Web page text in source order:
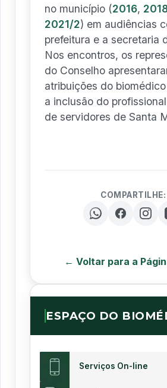
no município (2016,
2021/2) em audiências
prefeitura e a secretaria
Nos encontros, os
do Conselho
atribuições do
a inclusão do
de servidores de Santa
COMPARTILHE:
← Voltar para a
ESPAÇO DO
Serviços On-line